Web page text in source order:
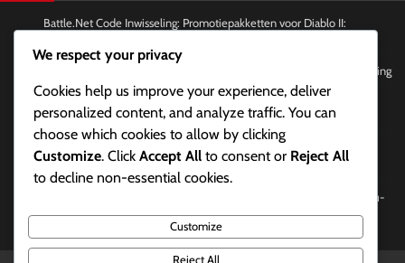
Battle.Net Code Inwisseling: Promotiepakketten voor Diablo II:
Ladder Seizoen Beloningen: Seizoensranglijsten, Topspelers, Erkenning
Ladder Seizoen Beloningen: Deelname aan ladder evenementen,
Community toernooien, Ranglijsten
Ladder Seizoen Beloningen: Prestaties delen, Integratie van sociale
media, Gemeenschapsevenementen
Battle.Net Code Inwisseling: Codes inwisselen voor vrienden, Cadeau-
opties, Delen
We respect your privacy
Cookies help us improve your experience, deliver
personalized content, and analyze traffic. You can
choose which cookies to allow by clicking
Customize. Click Accept All to consent or Reject All
to decline non-essential cookies.
Customize
Reject All